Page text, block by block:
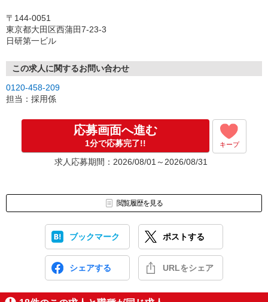
〒144-0051
東京都大田区西蒲田7-23-3
日研第一ビル
この求人に関するお問い合わせ
0120-458-209
担当：採用係
応募画面へ進む
1分で応募完了!! キープ
求人応募期間：2026/08/01～2026/08/31
閲覧履歴を見る
ブックマーク ポストする
シェアする URLをシェア